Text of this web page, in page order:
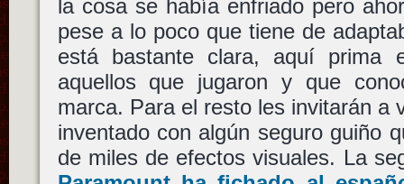
la cosa se había enfriado pero
pese a lo poco que tiene de
está bastante clara, aquí prima
aquellos que jugaron y que
marca. Para el resto les invitarán a
inventado con algún seguro guiño
de miles de efectos visuales. La